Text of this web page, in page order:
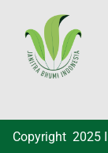
Copyright 2025